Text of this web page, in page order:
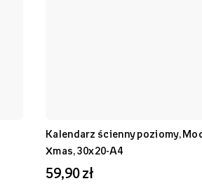
Kalendarz ścienny poziomy,
Xmas, 30x20-A4
59,90 zł